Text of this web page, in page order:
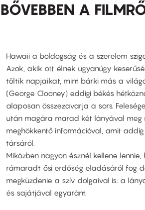
BŐVEBBEN A
Hawaii a boldogság és a szerelem
Azok, akik ott élnek ugyanúgy
töltik napjaikat, mint bárki más a
(George Clooney) eddigi békés
alaposan összezavarja a sors.
után magára marad két lányával meg
meghökkentő információval, amit
társáról.
Miközben nagyon észnél kellene lennie,
rámaradt ősi erdőség eladásáról fog
megküzdenie a szív dolgaival is: a
és sajátjával egyaránt.